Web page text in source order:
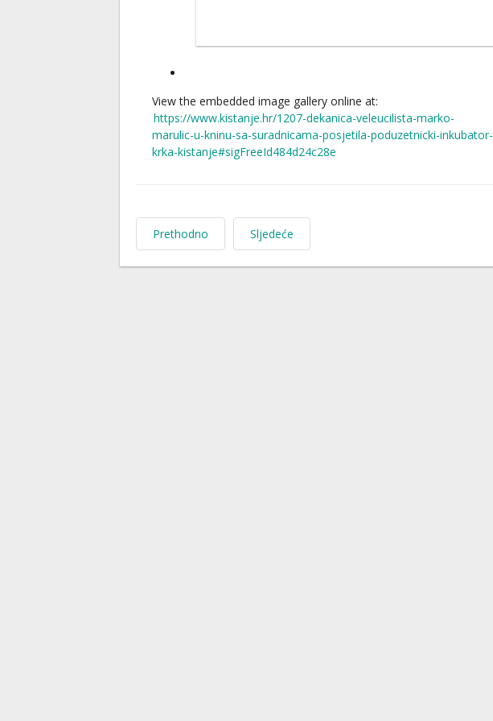
View the embedded image gallery online at:
https://www.kistanje.hr/1207-dekanica-veleucilista-marko-
marulic-u-kninu-sa-suradnicama-posjetila-poduzetnicki-inkubator-
krka-kistanje#sigFreeId484d24c28e
Prethodno Sljedeće